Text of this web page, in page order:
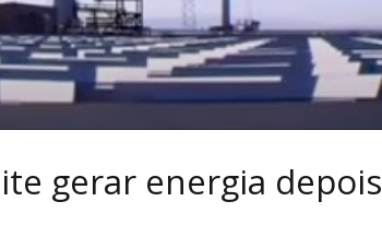
gerar energia depois